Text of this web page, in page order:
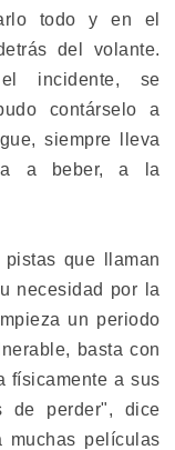
todo y en el
del volante.
incidente, se
contárselo a
siempre lleva
a beber, a la
que llaman
necesidad por la
un periodo
basta con
físicamente a sus
de perder", dice
muchas películas